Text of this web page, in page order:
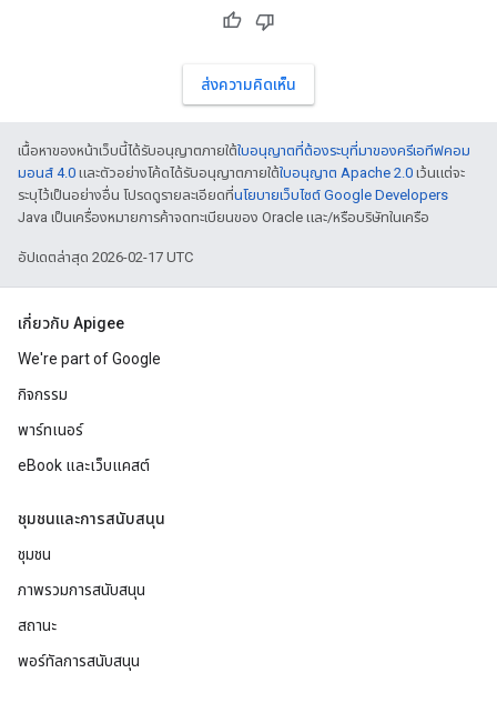
ส่งความคิดเห็น
เนื้อหาของหน้าเว็บนี้ได้รับอนุญาตภายใต้ใบอนุญาตที่ต้องระบุที่มาของครีเอทีฟคอม
มอนส์ 4.0 และตัวอย่างโค้ดได้รับอนุญาตภายใต้ใบอนุญาต Apache 2.0 เว้นแต่จะ
ระบุไว้เป็นอย่างอื่น โปรดดูรายละเอียดที่นโยบายเว็บไซต์ Google Developers
Java เป็นเครื่องหมายการค้าจดทะเบียนของ Oracle และ/หรือบริษัทในเครือ
อัปเดตล่าสุด 2026-02-17 UTC
เกี่ยวกับ Apigee
We're part of Google
กิจกรรม
พาร์ทเนอร์
eBook และเว็บแคสต์
ชุมชนและการสนับสนุน
ชุมชน
ภาพรวมการสนับสนุน
สถานะ
พอร์ทัลการสนับสนุน